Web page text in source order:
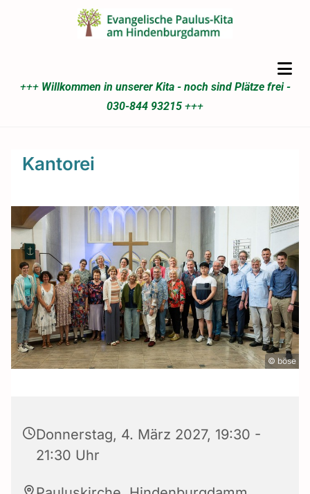
+++ Willkommen in unserer Kita - noch sind Plätze frei -
030-844 93215 +++
Kantorei
© böse
Donnerstag, 4. März 2027, 19:30 -
21:30 Uhr